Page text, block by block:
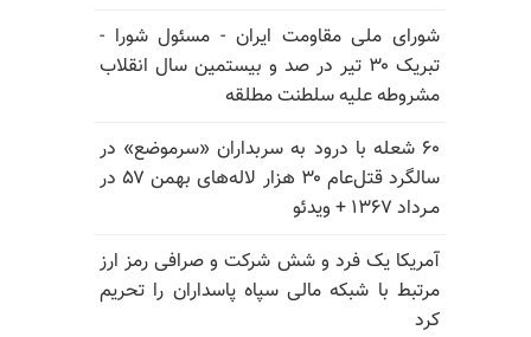
شورای ملی مقاومت ایران - مسئول شورا -
تبریک ۳۰ تیر در صد و بیستمین سال انقلاب
مشروطه علیه سلطنت مطلقه
۶۰ شعله با درود به سربداران «سرموضع» در
سالگرد قتل‌عام ۳۰ هزار لاله‌های بهمن ۵۷ در
مـرداد ۱۳۶۷ + ویدئو
آمریکا یک فرد و شش شرکت و صرافی رمز ارز
مرتبط با شبکه مالی سپاه پاسداران را تحریم
کرد